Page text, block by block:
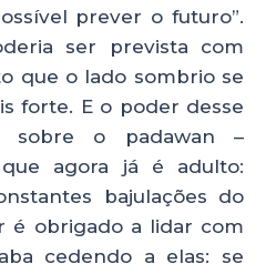
prever o futuro”.
ser prevista com
que o lado sombrio se
forte. E o poder desse
sobre o padawan –
agora já é adulto:
bajulações do
é obrigado a lidar com
cedendo a elas: se